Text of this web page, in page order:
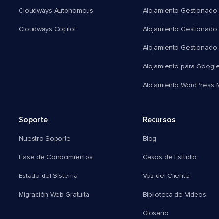
Cloudways Autonomous
Cloudways Copilot
Alojamiento Gestionado
Alojamiento Gestionado
Alojamiento Gestionado
Alojamiento para
Alojamiento WordPress
Soporte
Nuestro Soporte
Base de Conocimientos
Estado del Sistema
Migración Web Gratuita
Recursos
Blog
Casos de Estudio
Voz del Cliente
Biblioteca de Videos
Glosario